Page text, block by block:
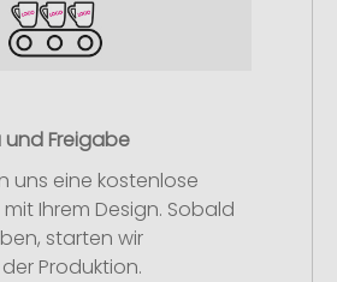
Freigabe
uns eine kostenlose
Ihrem Design. Sobald
starten wir
Produktion.